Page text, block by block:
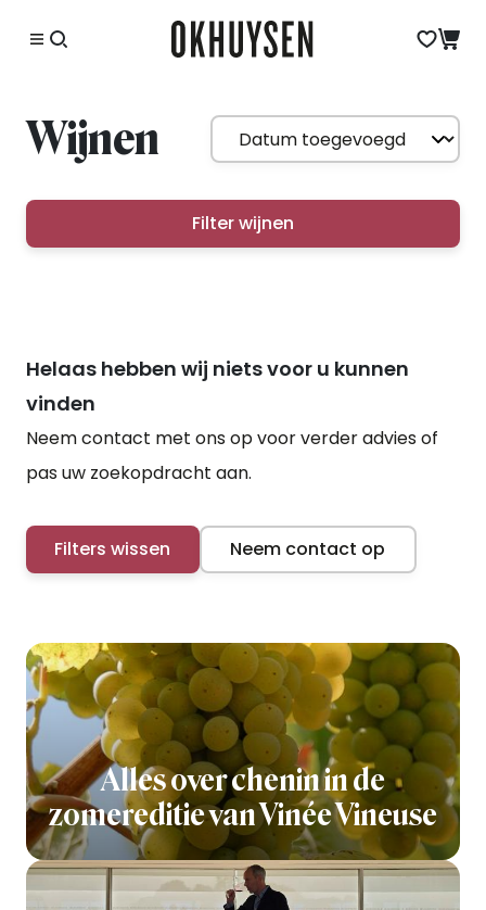
Wijnen
Filter wijnen
Helaas hebben wij niets voor u kunnen
vinden
Neem contact met ons op voor verder advies of
pas uw zoekopdracht aan.
Filters wissen Neem contact op
Alles over chenin in de
zomereditie van Vinée Vineuse